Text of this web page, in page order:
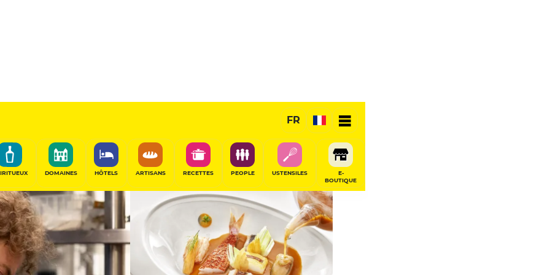
FR
DOMAINES HÔTELS ARTISANS RECETTES PEOPLE USTENSILES
E-
BOUTIQUE
St-
RÉSERVER